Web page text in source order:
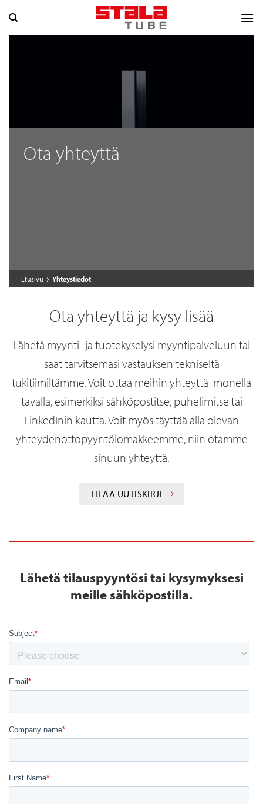
content
Ota yhteyttä
Etusivu Yhteystiedot
Ota yhteyttä ja kysy lisää
Lähetä myynti- ja tuotekyselysi myyntipalveluun tai
saat tarvitsemasi vastauksen tekniseltä
tukitiimiltämme. Voit ottaa meihin yhteyttä monella
tavalla, esimerkiksi sähköpostitse, puhelimitse tai
LinkedInin kautta. Voit myös täyttää alla olevan
yhteydenottopyyntölomakkeemme, niin otamme
sinuun yhteyttä.
TILAA UUTISKIRJE
Lähetä tilauspyyntösi tai kysymyksesi
meille sähköpostilla.